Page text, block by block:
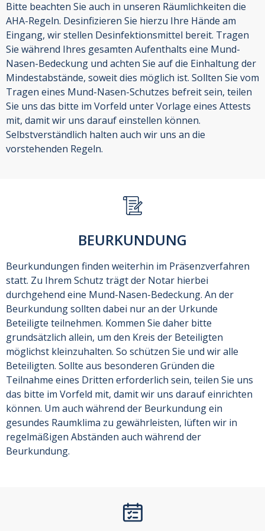
Bitte beachten Sie auch in unseren Räumlichkeiten die
AHA-Regeln. Desinfizieren Sie hierzu Ihre Hände am
Eingang, wir stellen Desinfektionsmittel bereit. Tragen
Sie während Ihres gesamten Aufenthalts eine Mund-
Nasen-Bedeckung und achten Sie auf die Einhaltung der
Mindestabstände, soweit dies möglich ist. Sollten Sie vom
Tragen eines Mund-Nasen-Schutzes befreit sein, teilen
Sie uns das bitte im Vorfeld unter Vorlage eines Attests
mit, damit wir uns darauf einstellen können.
Selbstverständlich halten auch wir uns an die
vorstehenden Regeln.
BEURKUNDUNG
Beurkundungen finden weiterhin im Präsenzverfahren
statt. Zu Ihrem Schutz trägt der Notar hierbei
durchgehend eine Mund-Nasen-Bedeckung. An der
Beurkundung sollten dabei nur an der Urkunde
Beteiligte teilnehmen. Kommen Sie daher bitte
grundsätzlich allein, um den Kreis der Beteiligten
möglichst kleinzuhalten. So schützen Sie und wir alle
Beteiligten. Sollte aus besonderen Gründen die
Teilnahme eines Dritten erforderlich sein, teilen Sie uns
das bitte im Vorfeld mit, damit wir uns darauf einrichten
können. Um auch während der Beurkundung ein
gesundes Raumklima zu gewährleisten, lüften wir in
regelmäßigen Abständen auch während der
Beurkundung.